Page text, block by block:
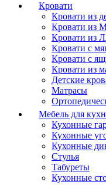
Кровати
Кровати из
Кровати из
Кровати из
Кровати с
Кровати с
Кровати из
Детские
Матрасы
Мебель для
Кухонные
Кухонные
Кухонные
Стулья
Табуреты
Кухонные